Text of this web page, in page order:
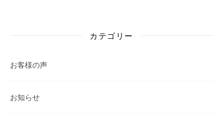
カテゴリー
お客様の声
お知らせ